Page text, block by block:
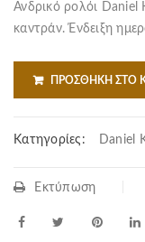
Ανδρικό ρολόι Daniel
καντράν. Ένδειξη
ΠΡΟΣΘΉΚΗ ΣΤΟ
Κατηγορίες: Daniel
Εκτύπωση